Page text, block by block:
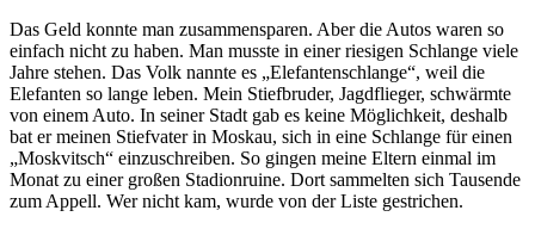
Das Geld konnte man zusammensparen. Aber die Autos waren so
einfach nicht zu haben. Man musste in einer riesigen Schlange viele
Jahre stehen. Das Volk nannte es
Elefantenschlange , weil die
Elefanten so lange leben. Mein Stiefbruder, Jagdflieger, schwärmte
von einem Auto. In seiner Stadt gab es keine Möglichkeit, deshalb
bat er meinen Stiefvater in Moskau, sich in eine Schlange für einen
Moskvitsch
einzuschreiben. So gingen meine Eltern einmal im
Monat zu einer großen Stadionruine. Dort sammelten sich Tausende
zum Appell. Wer nicht kam, wurde von der Liste gestrichen.